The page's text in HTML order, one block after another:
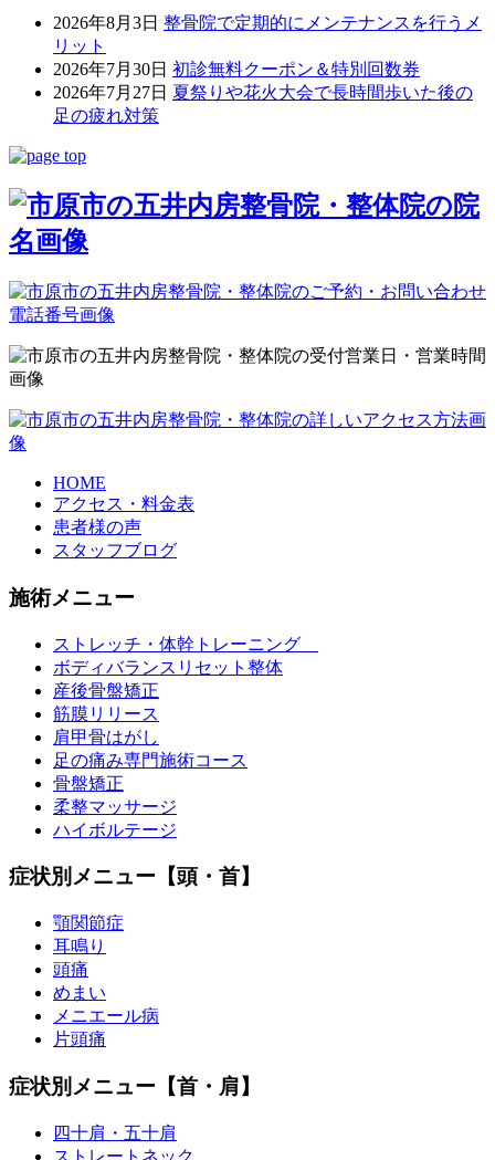
2026年8月3日 整骨院で定期的にメンテナンスを行うメ
リット
2026年7月30日 初診無料クーポン＆特別回数券
2026年7月27日 夏祭りや花火大会で長時間歩いた後の
足の疲れ対策
HOME
アクセス・料金表
患者様の声
スタッフブログ
施術メニュー
ストレッチ・体幹トレーニング
ボディバランスリセット整体
産後骨盤矯正
筋膜リリース
肩甲骨はがし
足の痛み専門施術コース
骨盤矯正
柔整マッサージ
ハイボルテージ
症状別メニュー【頭・首】
顎関節症
耳鳴り
頭痛
めまい
メニエール病
片頭痛
症状別メニュー【首・肩】
四十肩・五十肩
ストレートネック